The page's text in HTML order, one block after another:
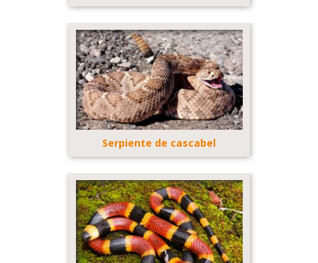
Serpiente de cascabel